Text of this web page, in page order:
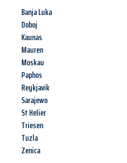
Banja Luka
Doboj
Kaunas
Mauren
Moskau
Paphos
Reykjavik
Sarajewo
St Helier
Triesen
Tuzla
Zenica